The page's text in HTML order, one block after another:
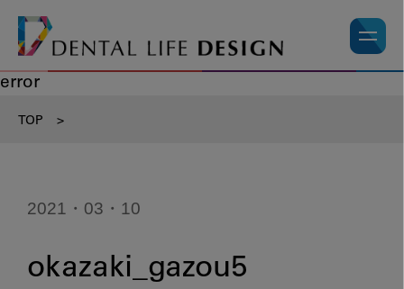
error
TOP >
2021・03・10
okazaki_gazou5